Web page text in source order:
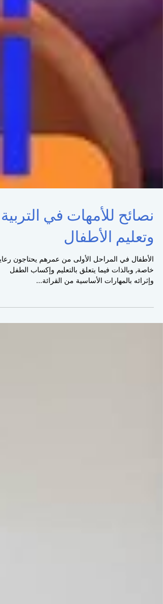
نصائح للأمهات في التربية
وتعليم الأطفال
خاصة, وبالذات فيما يتعلق بالتعليم وإكساب الطفل
وإثرائه بالمهارات الأساسية من القرائة...